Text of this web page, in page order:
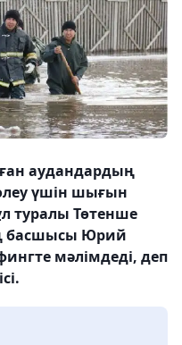
аудандардың
үшін шығын
туралы Төтенше
басшысы Юрий
мәлімдеді, деп